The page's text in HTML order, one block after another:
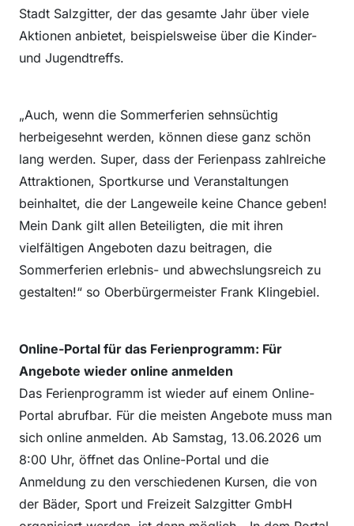
Stadt Salzgitter, der das gesamte Jahr über viele
Aktionen anbietet, beispielsweise über die Kinder-
und Jugendtreffs.
„Auch, wenn die Sommerferien sehnsüchtig
herbeigesehnt werden, können diese ganz schön
lang werden. Super, dass der Ferienpass zahlreiche
Attraktionen, Sportkurse und Veranstaltungen
beinhaltet, die der Langeweile keine Chance geben!
Mein Dank gilt allen Beteiligten, die mit ihren
vielfältigen Angeboten dazu beitragen, die
Sommerferien erlebnis- und abwechslungsreich zu
gestalten!“ so Oberbürgermeister Frank Klingebiel.
Online-Portal für das Ferienprogramm: Für
Angebote wieder online anmelden
Das Ferienprogramm ist wieder auf einem Online-
Portal abrufbar. Für die meisten Angebote muss man
sich online anmelden. Ab Samstag, 13.06.2026 um
8:00 Uhr, öffnet das Online-Portal und die
Anmeldung zu den verschiedenen Kursen, die von
der Bäder, Sport und Freizeit Salzgitter GmbH